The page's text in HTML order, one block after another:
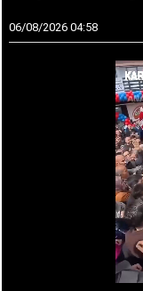
06/08/2026 04:58